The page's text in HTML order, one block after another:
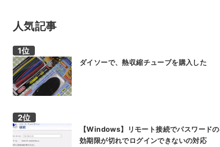
人気記事
ダイソーで、熱収縮チューブを購入した
【Windows】リモート接続でパスワード
効期限が切れでログインできないの対応